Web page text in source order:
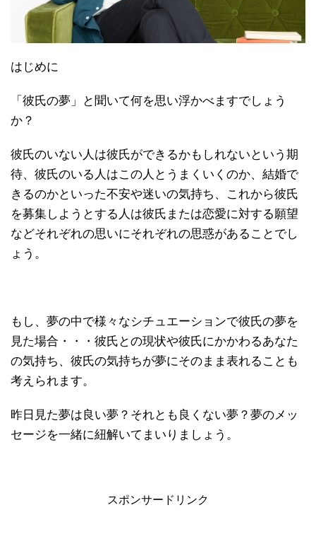
はじめに
「彼氏の夢」と聞いて何を思い浮かべますでしょう
か？
彼氏のいない人は彼氏ができるかもしれないという期
待、彼氏のいる人はこの人とうまくいくのか、結婚で
きるのかといった不安や迷いの気持ち、これから彼氏
を募集しようとする人は彼氏または恋愛に対する願望
などそれぞれの思いにそれぞれの思惑があることでし
ょう。
もし、夢の中で様々なシチュエーションで彼氏の夢を
見た場合・・・彼氏との現状や彼氏にかかわるあなた
の気持ち、彼氏の気持ちが夢にそのまま表れることも
考えられます。
昨日見た夢は良い夢？それとも良くない夢？夢のメッ
セージを一緒に紐解いてまいりましょう。
スポンサードリンク